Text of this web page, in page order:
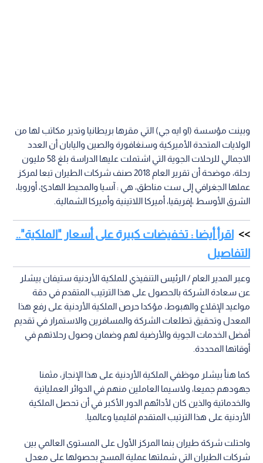
وبينت مؤسسة (او ايه جي) التي مقرها بريطانيا وتدير مكاتب لها من
الولايات المتحدة الأميركية وسنغافورة والصين واليابان أن العدد
الاجمالي للرحلات الجوية التي اشتملت عليها الدراسة بلغ 58 مليون
رحلة، موضحة أن تقرير العام 2018 صنف شركات الطيران تبعا لمركز
عملها الجغرافي إلى ست مناطق، هي : آسيا والمحيط الهادئ، أوروبا،
الشرق الأوسط ،إفريقيا، أميركا اللاتينية وأميركا الشمالية.
اقرأ أيضا : تخفيضات كبيرة على أسعار "الملكية"..
التفاصيل
وعبر المدير العام / الرئيس التنفيذي للملكية الأردنية ستيفان بيشلر
عن سعادة الشركة بالحصول على هذا الترتيب المتقدم في دقة
مواعيد الإقلاع والهبوط، مؤكدا حرص الملكية الأردنية على رفع هذا
المعدل وتحقيق تطلعات الشركة والمسافرين والاستمرار في تقديم
أفضل الخدمات الجوية والأرضية لهم وضمان وصول رحلاتهم في
أوقاتها المحددة.
كما هنأ بيشلر موظفي الملكية الأردنية على هذا الإنجاز، مثمنا
جهودهم جميعا، ولاسيما العاملين منهم في الدوائر العملياتية
والخدماتية والذين كان لأدائهم الدور الأكبر في أن تحصل الملكية
الأردنية على هذا الترتيب المتقدم اقليميا وعالميا.
واحتلت شركة طيران بنما المركز الأول على المستوى العالمي بين
شركات الطيران التي شملتها عملية المسح بحصولها على معدل